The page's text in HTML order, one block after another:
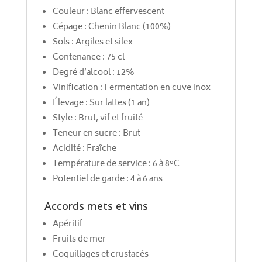
Couleur : Blanc effervescent
Cépage : Chenin Blanc (100%)
Sols : Argiles et silex
Contenance : 75 cl
Degré d’alcool : 12%
Vinification : Fermentation en cuve inox
Élevage : Sur lattes (1 an)
Style : Brut, vif et fruité
Teneur en sucre : Brut
Acidité : Fraîche
Température de service : 6 à 8°C
Potentiel de garde : 4 à 6 ans
Accords mets et vins
Apéritif
Fruits de mer
Coquillages et crustacés